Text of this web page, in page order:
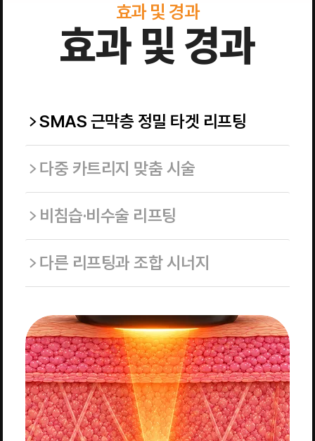
효과 및 경과
효과 및 경과
SMAS 근막층 정밀 타겟 리프팅
다중 카트리지 맞춤 시술
비침습·비수술 리프팅
다른 리프팅과 조합 시너지